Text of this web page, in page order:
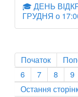
🎓 ДЕНЬ
ГРУДНЯ о
Початок
6
7 8 9
Остання